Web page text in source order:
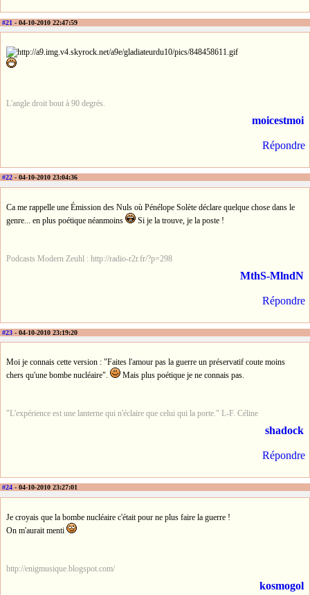
#21 - 04-10-2010 22:47:59
L'angle droit bout à 90 degrés.
moicestmoi
Répondre
#22 - 04-10-2010 23:04:36
Ca me rappelle une Émission des Nuls où Pénélope Solète déclare quelque chose dans le
genre... en plus poétique néanmoins
Si je la trouve, je la poste !
Podcasts Modern Zeuhl : http://radio-r2r.fr/?p=298
MthS-MlndN
Répondre
#23 - 04-10-2010 23:19:20
Moi je connais cette version : "Faites l'amour pas la guerre un préservatif coute moins
chers qu'une bombe nucléaire".
Mais plus poétique je ne connais pas.
"L'expérience est une lanterne qui n'éclaire que celui qui la porte." L-F. Céline
shadock
Répondre
#24 - 04-10-2010 23:27:01
Je croyais que la bombe nucléaire c'était pour ne plus faire la guerre !
On m'aurait menti
http://enigmusique.blogspot.com/
kosmogol